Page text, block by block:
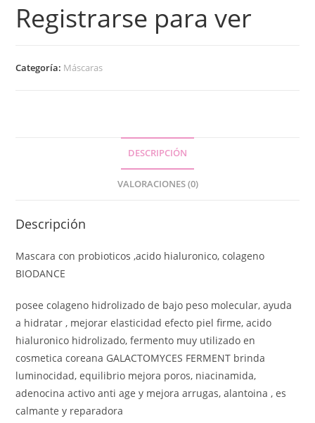
Registrarse para ver
Categoría: Máscaras
DESCRIPCIÓN
VALORACIONES (0)
Descripción
Mascara con probioticos ,acido hialuronico, colageno
BIODANCE
posee colageno hidrolizado de bajo peso molecular, ayuda
a hidratar , mejorar elasticidad efecto piel firme, acido
hialuronico hidrolizado, fermento muy utilizado en
cosmetica coreana GALACTOMYCES FERMENT brinda
luminocidad, equilibrio mejora poros, niacinamida,
adenocina activo anti age y mejora arrugas, alantoina , es
calmante y reparadora